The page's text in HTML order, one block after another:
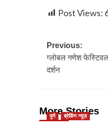
Post Views:
Previous:
ग्लोबल गणेश
दर्शन
More Stories
पुणे ब्रेकिंग न्यूज़